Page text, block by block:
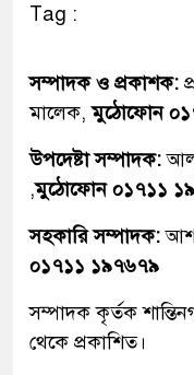
Tag :
সম্পাদক ও প্রকাশক:
মালেক,মুঠোফোন
উপদেষ্টা সম্পাদক:
,মুঠোফোন ০১৭১১
সহকারি সম্পাদক:
০১৭১১ ১৯৭৬৭৯
সম্পাদক কৃর্তক
থেকে প্রকাশিত।